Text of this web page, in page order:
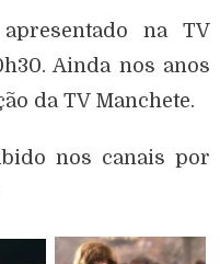
na TV
Ainda nos anos
da TV Manchete.
nos canais por